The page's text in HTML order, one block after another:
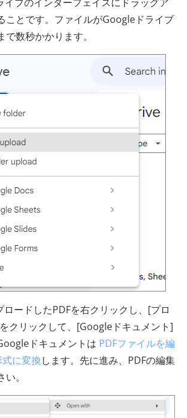
ことです。ファイルがGoogleドライブ
数秒かかります。
ロードしたPDFを右クリックし、[プロ
クリックして、[Googleドキュメント]
ドキュメントは PDFファイルを編
に変換します。先に進み、PDFの編集
。